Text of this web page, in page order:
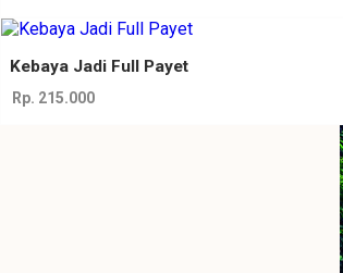
Kebaya Jadi Full Payet
Rp. 215.000